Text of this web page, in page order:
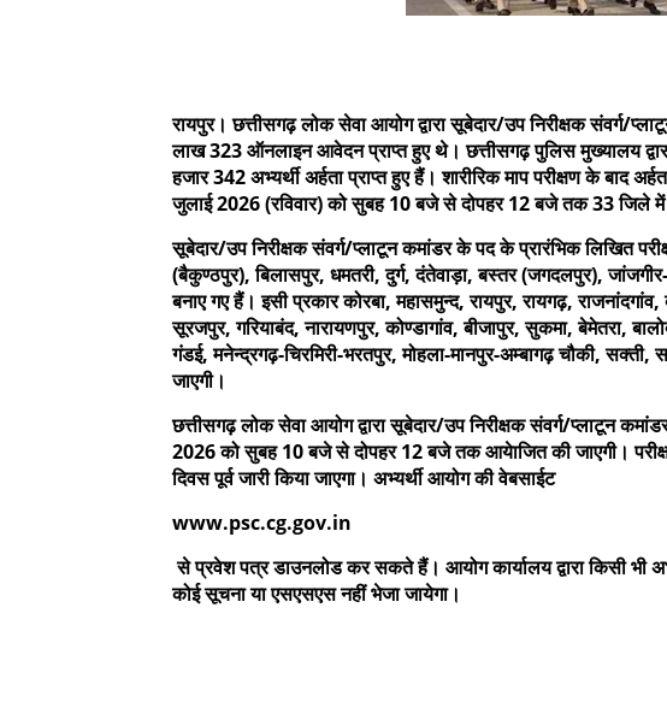
रायपुर। छत्तीसगढ़ लोक सेवा आयोग द्वारा सूबेदार/उप निरीक्षक
लाख 323 ऑनलाइन आवेदन प्राप्त हुए थे। छत्तीसगढ़ पुलिस मुख्यालय
हजार 342 अभ्यर्थी अर्हता प्राप्त हुए हैं। शारीरिक माप परीक्षण के बाद
जुलाई 2026 (रविवार) को सुबह 10 बजे से दोपहर 12 बजे तक 33 जिले में
सूबेदार/उप निरीक्षक संवर्ग/प्लाटून कमांडर के पद के प्रारंभिक लिखित
(बैकुण्ठपुर), बिलासपुर, धमतरी, दुर्ग, दंतेवाड़ा, बस्तर (जगदलपुर),
बनाए गए हैं। इसी प्रकार कोरबा, महासमुन्द, रायपुर, रायगढ़, राजनांदगांव,
सूरजपुर, गरियाबंद, नारायणपुर, कोण्डागांव, बीजापुर, सुकमा, बेमेतरा,
गंडई, मनेन्द्रगढ़-चिरमिरी-भरतपुर, मोहला-मानपुर-अम्बागढ़ चौकी, सक्ती,
जाएगी।
छत्तीसगढ़ लोक सेवा आयोग द्वारा सूबेदार/उप निरीक्षक संवर्ग/प्लाटून
2026 को सुबह 10 बजे से दोपहर 12 बजे तक आयेाजित की जाएगी। परीक्षा
दिवस पूर्व जारी किया जाएगा। अभ्यर्थी आयोग की वेबसाईट
www.psc.cg.gov.in
से प्रवेश पत्र डाउनलोड कर सकते हैं। आयोग कार्यालय द्वारा किसी भी
कोई सूचना या एसएसएस नहीं भेजा जायेगा।